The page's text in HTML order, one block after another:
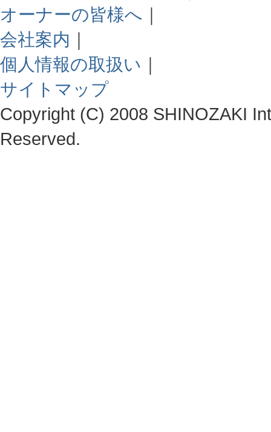
オーナーの皆様へ ｜
会社案内 ｜
個人情報の取扱い ｜
サイトマップ
Copyright (C) 2008 SHINOZAKI
Reserved.